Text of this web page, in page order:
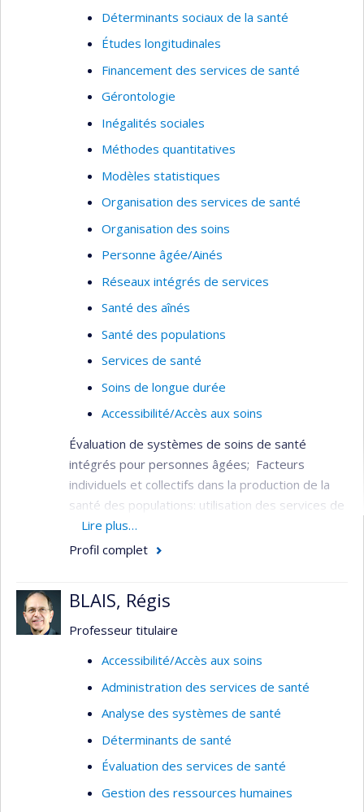
Déterminants sociaux de la santé
Études longitudinales
Financement des services de santé
Gérontologie
Inégalités sociales
Méthodes quantitatives
Modèles statistiques
Organisation des services de santé
Organisation des soins
Personne âgée/Ainés
Réseaux intégrés de services
Santé des aînés
Santé des populations
Services de santé
Soins de longue durée
Accessibilité/Accès aux soins
Évaluation de systèmes de soins de santé
intégrés pour personnes âgées; Facteurs
individuels et collectifs dans la production de la
santé des populations: utilisation des services de
santé, services aux personnes âgées,
financement du système de santé, fragilité chez
Il a été l’un des principaux responsables de la
conception, de l’implantation et de l’évaluation du
projet de démonstration d’un système intégré
de services pour les personnes âgées (SIPA).
Lire plus…
Profil complet
BLAIS, Régis
Professeur titulaire
Accessibilité/Accès aux soins
Administration des services de santé
Analyse des systèmes de santé
Déterminants de santé
Évaluation des services de santé
Gestion des ressources humaines